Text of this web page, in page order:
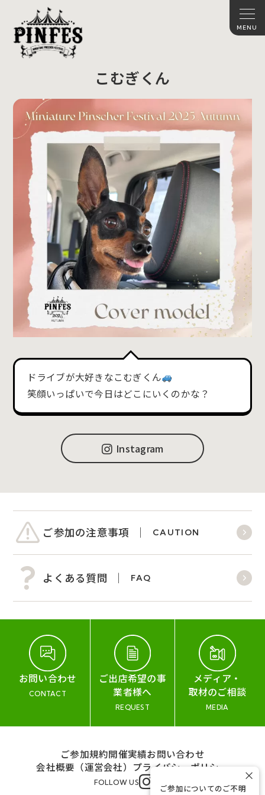
こむぎくん
ドライブが大好きなこむぎくん
笑顔いっぱいで今日はどこにいくのかな？
Instagram
ご参加の注意事項 CAUTION
よくある質問 FAQ
お問い合わせ
CONTACT
ご出店希望の事
業者様へ
REQUEST
メディア・
取材のご相談
MEDIA
ご参加規約開催実績お問い合わせ
会社概要（運営会社） プライバシーポリシー
FOLLOW US
ご参加についてのご不明
×